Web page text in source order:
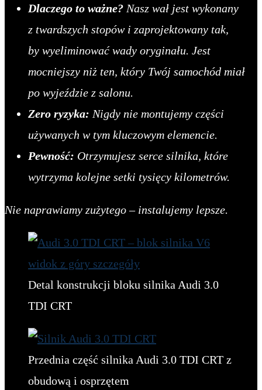
Dlaczego to ważne? Nasz wał jest wykonany
z twardszych stopów i zaprojektowany tak,
by wyeliminować wady oryginału. Jest
mocniejszy niż ten, który Twój samochód miał
po wyjeździe z salonu.
Zero ryzyka: Nigdy nie montujemy części
używanych w tym kluczowym elemencie.
Pewność: Otrzymujesz serce silnika, które
wytrzyma kolejne setki tysięcy kilometrów.
Nie naprawiamy zużytego – instalujemy lepsze.
Detal konstrukcji bloku silnika Audi 3.0
TDI CRT
Przednia część silnika Audi 3.0 TDI CRT z
obudową i osprzętem